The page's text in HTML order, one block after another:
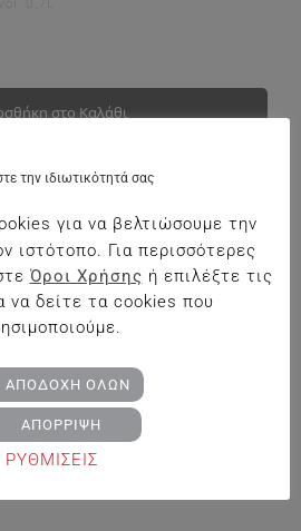
0,7L
στο Καλάθι
την ιδιωτικότητά σας
για να βελτιώσουμε την
ιστότοπο. Για περισσότερες
Όροι Χρήσης ή επιλέξτε τις
να δείτε τα cookies που
ΡΥΘΜΙΣΕΙΣ
ΟΛΩΝ
ΑΠΟΡΡΙΨΗ